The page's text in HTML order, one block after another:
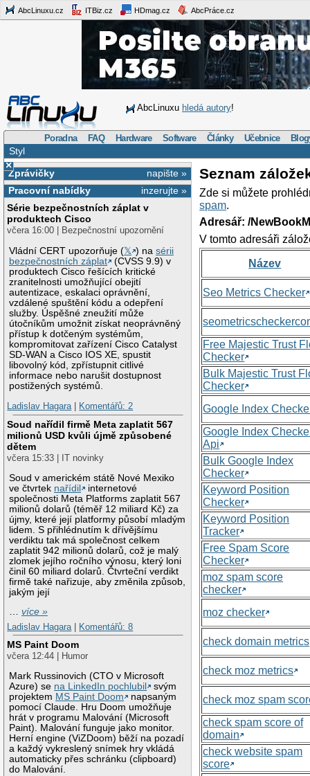
AbcLinuxu.cz ITBiz.cz HDmag.cz AbcPráce.cz
AbcLinuxu hledá autory!
Poradna FAQ Hardware Software Články Učebnice
Styl
×
napište »
Zprávičky
inzerujte »
Pracovní nabídky
Série bezpečnostních záplat v
produktech Cisco
včera 16:00 | Bezpečnostní upozornění
Vládní CERT upozorňuje (𝕏 ) nasérii
bezpečnostních záplat
(CVSS 9.9) v
produktech Cisco řešících kritické
zranitelnosti umožňující obejití
autentizace, eskalaci oprávnění,
vzdálené spuštění kódu a odepření
služby. Úspěšné zneužití může
útočníkům umožnit získat neoprávněný
přístup k dotčeným systémům,
kompromitovat zařízení Cisco Catalyst
SD-WAN a Cisco IOS XE, spustit
libovolný kód, zpřístupnit citlivé
informace nebo narušit dostupnost
postižených systémů.
Ladislav Hagara| Komentářů: 2
Soud nařídil firmě Meta zaplatit 567
milionů USD kvůli újmě způsobené
dětem
včera 15:33 | IT novinky
Soud v americkém státě Nové Mexiko
ve čtvrtek nařídil
internetové
společnosti Meta Platforms zaplatit 567
milionů dolarů (téměř 12 miliard Kč) za
újmy, které její platformy působí mladým
lidem. S přihlédnutím k dřívějšímu
verdiktu tak má společnost celkem
zaplatit 942 milionů dolarů, což je malý
zlomek jejího ročního výnosu, který loni
činil 60 miliard dolarů. Čtvrteční verdikt
firmě také nařizuje, aby změnila způsob,
jakým její
…více »
Ladislav Hagara
Komentářů: 8
MS Paint Doom
včera 12:44 | Humor
Mark Russinovich (CTO v Microsoft
Azure) se na LinkedIn pochlubil
svým
projektem MS Paint Doom
napsaným
pomocí Claude. Hru Doom umožňuje
hrát v programu Malování (Microsoft
Paint). Malování funguje jako monitor.
Herní engine (ViZDoom) běží na pozadí
a každý vykreslený snímek hry vkládá
automaticky přes schránku (clipboard)
do Malování.
Seznam
Zde si můžete
spam.
Adresář: /
V tomto adresáři
Název
Seo Metrics Checker
Free Majestic Trust
Checker
Bulk Majestic Trust
Checker
Google Index
Google Index
Api
Bulk Google Index
Checker
Keyword Position
Checker
Keyword Position
Tracker
Free Spam Score
Checker
moz spam score
checker
moz checker
check domain metrics
check moz metrics
check moz spam
check spam score of
domain
check website spam
score